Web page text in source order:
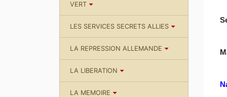
VERT
LES SERVICES SECRETS ALLIES
LA REPRESSION ALLEMANDE
LA LIBERATION
LA MEMOIRE